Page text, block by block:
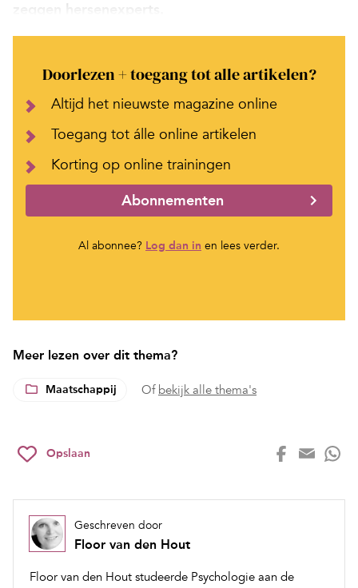
zeggen hersenexperts.
Doorlezen + toegang tot alle artikelen?
Altijd het nieuwste magazine online
Toegang tot álle online artikelen
Korting op online trainingen
Abonnementen
Al abonnee? Log dan in en lees verder.
Meer lezen over dit thema?
Maatschappij Of bekijk alle thema's
Opslaan
Geschreven door
Floor van den Hout
Floor van den Hout studeerde Psychologie aan de